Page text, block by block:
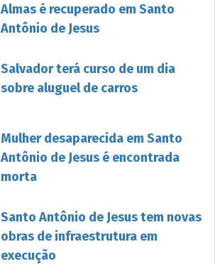
Almas é recuperado em Santo
Antônio de Jesus
Salvador terá curso de um dia
sobre aluguel de carros
Mulher desaparecida em Santo
Antônio de Jesus é encontrada
morta
Santo Antônio de Jesus tem novas
obras de infraestrutura em
execução